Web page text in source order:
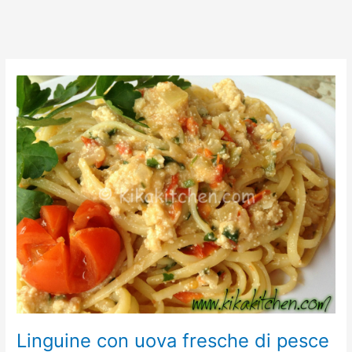
Linguine con uova fresche di pesce
Linguine
con
uova
fresche
di
pesce
spada